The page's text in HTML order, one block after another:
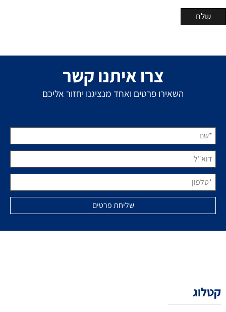
צרו איתנו קשר
השאירו פרטים ואחד מנציגנו יחזור אליכם
קטלוג